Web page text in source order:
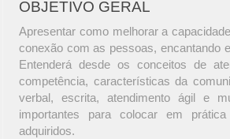
OBJETIVO GERAL
Apresentar como melhorar a
conexão com as pessoas, encantando
Entenderá desde os conceitos de
competência, características da
verbal, escrita, atendimento ágil e
importantes para colocar em
adquiridos.